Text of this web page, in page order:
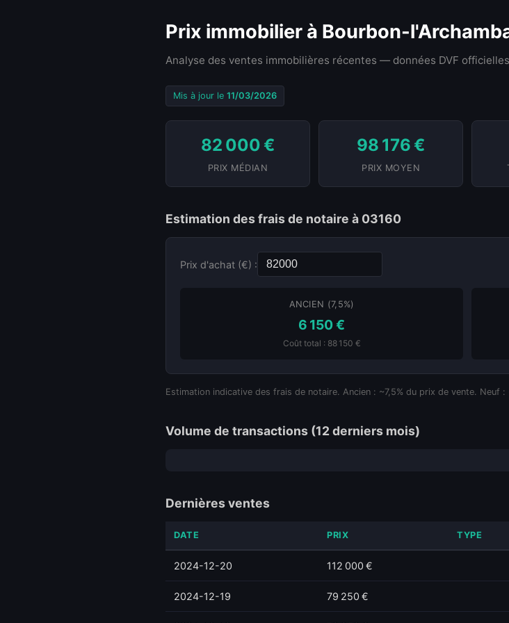
Prix immobilier à Bourbon-
Analyse des ventes immobilières récentes — données DVF officielles
Mis à jour le 11/03/2026
82 000 €
PRIX MÉDIAN
98 176 €
PRIX MOYEN
Estimation des frais de notaire à 03160
Prix d'achat (€) :
ANCIEN (7,5%)
6 150 €
Coût total : 88 150 €
Estimation indicative des frais de notaire. Ancien : ~7,5% du prix de vente. Neuf
Volume de transactions (12 derniers mois)
Dernières ventes
DATE PRIX TYPE
2024-12-20 112 000 €
2024-12-19 79 250 €